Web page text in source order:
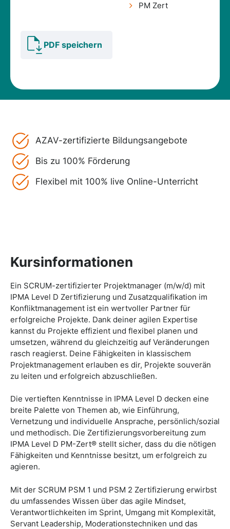
PM Zert
PDF speichern
AZAV-zertifizierte Bildungsangebote
Bis zu 100% Förderung
Flexibel mit 100% live Online-Unterricht
Kursinformationen
Ein SCRUM-zertifizierter Projektmanager (m/w/d) mit
IPMA Level D Zertifizierung und Zusatzqualifikation im
Konfliktmanagement ist ein wertvoller Partner für
erfolgreiche Projekte. Dank deiner agilen Expertise
kannst du Projekte effizient und flexibel planen und
umsetzen, während du gleichzeitig auf Veränderungen
rasch reagierst. Deine Fähigkeiten in klassischem
Projektmanagement erlauben es dir, Projekte souverän
zu leiten und erfolgreich abzuschließen.
Die vertieften Kenntnisse in IPMA Level D decken eine
breite Palette von Themen ab, wie Einführung,
Vernetzung und individuelle Ansprache, persönlich/sozial
und methodisch. Die Zertifizierungsvorbereitung zum
IPMA Level D PM-Zert® stellt sicher, dass du die nötigen
Fähigkeiten und Kenntnisse besitzt, um erfolgreich zu
agieren.
Mit der SCRUM PSM 1 und PSM 2 Zertifizierung erwirbst
du umfassendes Wissen über das agile Mindset,
Verantwortlichkeiten im Sprint, Umgang mit Komplexität,
Servant Leadership, Moderationstechniken und das